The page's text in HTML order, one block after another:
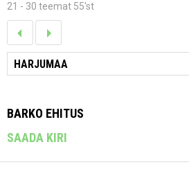
21 - 30 teemat 55'st
BARKO EHITUS
SAADA KIRI